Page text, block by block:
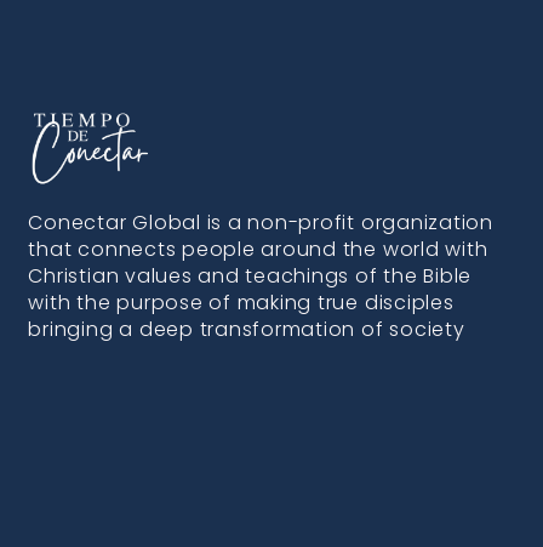
Conectar Global is a non-profit organization
that connects people around the world with
Christian values and teachings of the Bible
with the purpose of making true disciples
bringing a deep transformation of society